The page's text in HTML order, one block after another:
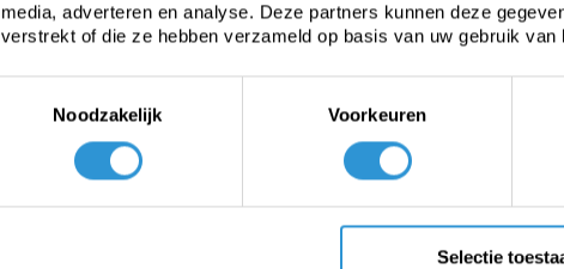
media, adverteren en analyse. Deze partners kunnen deze
verstrekt of die ze hebben verzameld op basis van uw gebruik van
Noodzakelijk
Voorkeuren
Selectie
Dekkleed 8x10 PE 150 -
Groen/Blauw
1-2 werkdagen (€ 8,95 bezorgkosten,